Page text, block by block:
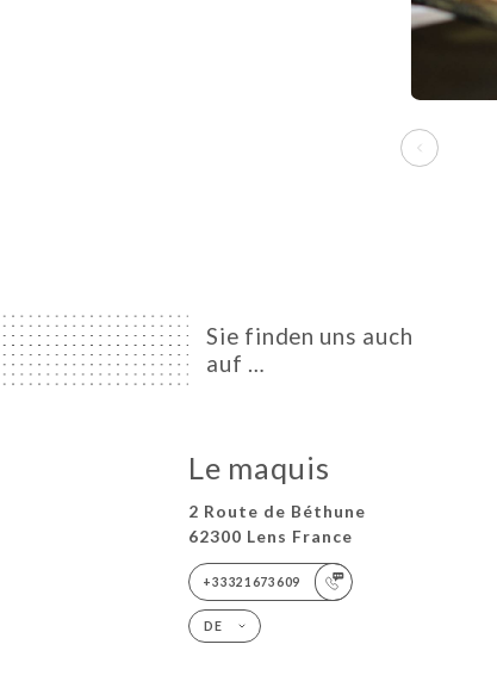
Sie finden uns auch
auf …
Le maquis
2 Route de Béthune
62300 Lens France
+33321673609
DE